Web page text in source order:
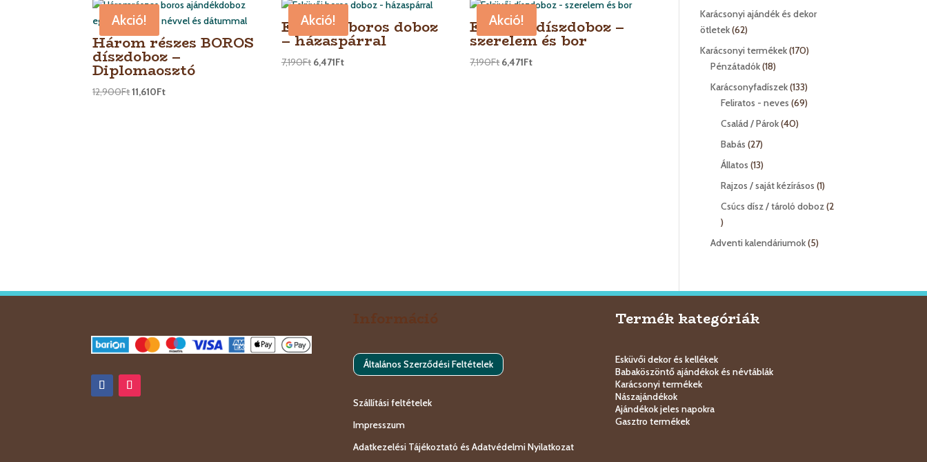
Akció!
Három részes BOROS
díszdoboz –
Diplomaosztó
12,900Ft11,610Ft
Akció!
Esküvői boros doboz
– házaspárral
7,190Ft 6,471Ft
Akció!
Esküvői díszdoboz –
szerelem és bor
7,190Ft 6,471Ft
Karácsonyi ajándék és dekor
ötletek 6262
termék
Karácsonyi termékek 170170
Pénzátadók 1818
termék
Karácsonyfadíszek 133133
termék
Feliratos - neves 6969
Család / Párok 4040
Babás 2727
termék
Állatos 1313
termék
Rajzos / saját kézírásos 11
termék
Csúcs dísz / tároló doboz 2
2
termék
Adventi kalendáriumok 55
Információ
Általános Szerződési Feltételek
Szállítási feltételek
Impresszum
Adatkezelési Tájékoztató és Adatvédelmi Nyilatkozat
Termék kategóriák
Esküvői dekor és kellékek
Babaköszöntő ajándékok és névtáblák
Karácsonyi termékek
Nászajándékok
Ajándékok jeles napokra
Gasztro termékek